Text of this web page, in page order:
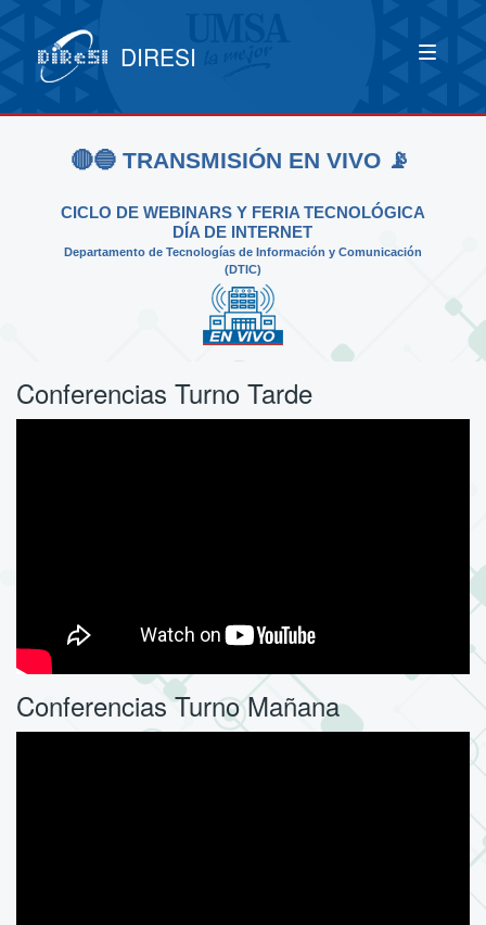
DIRESI
🔴🔵 TRANSMISIÓN EN VIVO 📡
CICLO DE WEBINARS Y FERIA TECNOLÓGICA
DÍA DE INTERNET
Departamento de Tecnologías de Información y Comunicación
(DTIC)
Conferencias Turno Tarde
Conferencias Turno Mañana